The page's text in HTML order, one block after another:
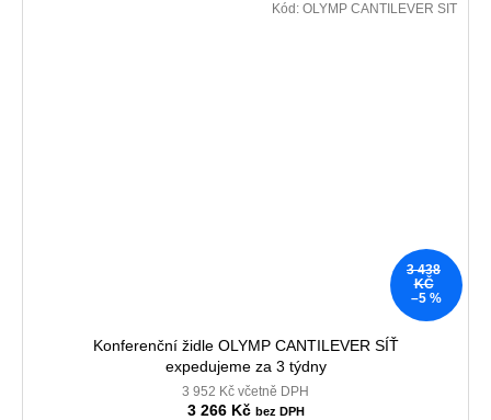
3 438
KČ
–5 %
Konferenční židle OLYMP CANTILEVER SÍŤ
expedujeme za 3 týdny
3 952 Kč včetně DPH
3 266 Kč
Kód: OLYMP CANTILEVER SIT